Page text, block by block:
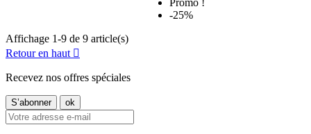
Promo !
-25%
Affichage 1-9 de 9 article(s)
Retour en haut 
Recevez nos offres spéciales